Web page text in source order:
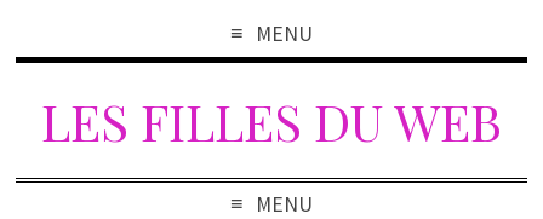
MENU
LES FILLES DU WEB
MENU